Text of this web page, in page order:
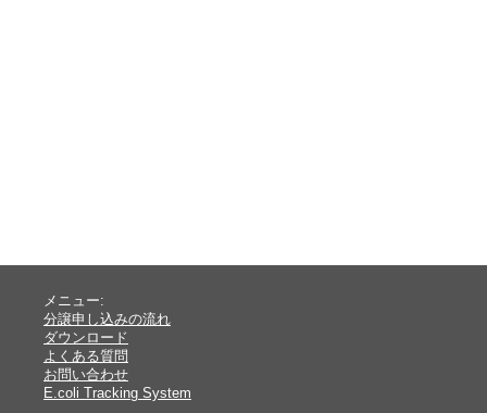
メニュー:
分譲申し込みの流れ
ダウンロード
よくある質問
お問い合わせ
E.coli Tracking System